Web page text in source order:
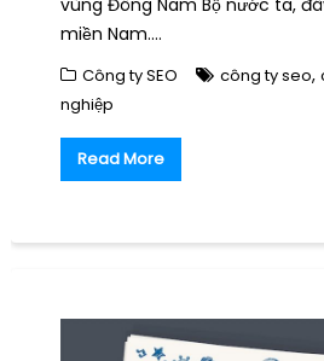
miền Nam….
Công ty SEO công ty seo,
nghiệp
Read More